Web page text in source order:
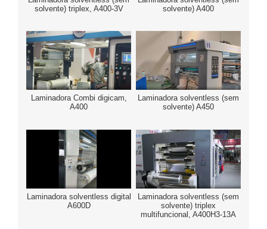
solvente) triplex, A400-3V
solvente) A400
Laminadora Combi digicam,
A400
Laminadora solventless (sem
solvente) A450
Laminadora solventless digital
A600D
Laminadora solventless (sem
solvente) triplex
multifuncional, A400H3-13A